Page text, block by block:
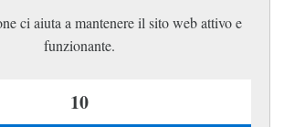
ci aiuta a mantenere il sito web attivo e
funzionante.